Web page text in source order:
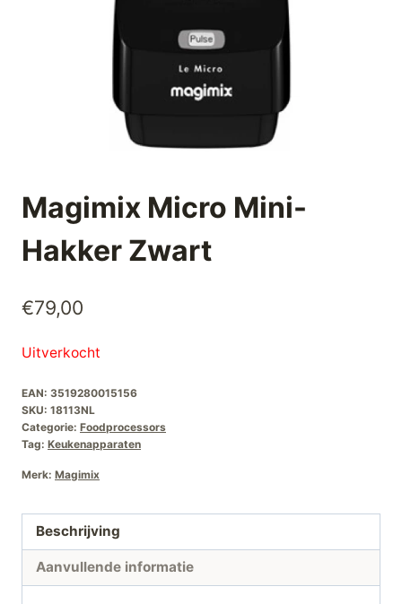
Magimix Micro Mini-
Hakker Zwart
€79,00
Uitverkocht
EAN: 3519280015156
SKU: 18113NL
Categorie: Foodprocessors
Tag: Keukenapparaten
Merk: Magimix
Beschrijving
Aanvullende informatie